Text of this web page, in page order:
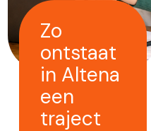
Zo
ontstaat
in Altena
een
traject